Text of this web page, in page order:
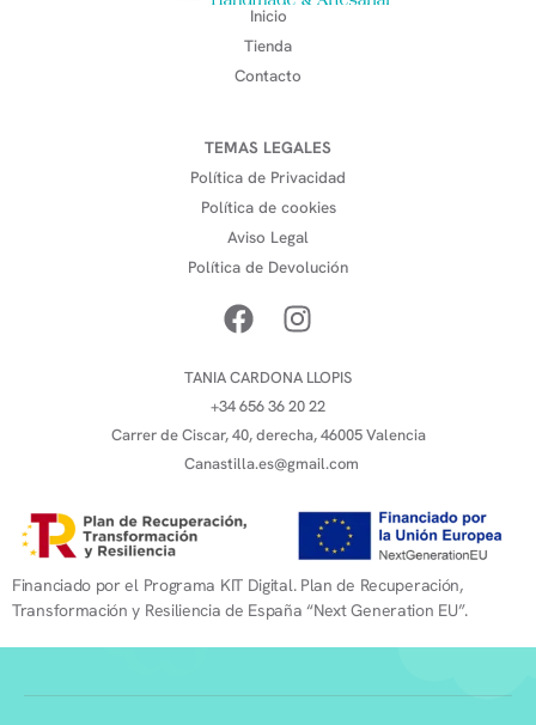
Inicio
Tienda
Contacto
TEMAS LEGALES
Política de Privacidad
Política de cookies
Aviso Legal
Política de Devolución
TANIA CARDONA LLOPIS
+34 656 36 20 22
Carrer de Ciscar, 40, derecha, 46005 Valencia
Canastilla.es@gmail.com
Financiado por el Programa KIT Digital. Plan de Recuperación,
Transformación y Resiliencia de España “Next Generation EU”.